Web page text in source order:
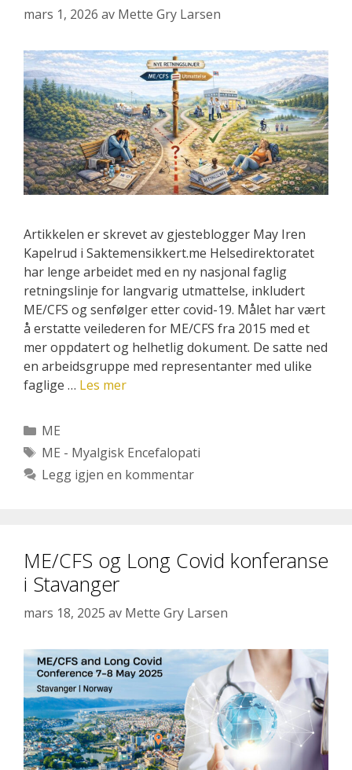
mars 1, 2026 av Mette Gry Larsen
Artikkelen er skrevet av gjesteblogger May Iren
Kapelrud i Saktemensikkert.me Helsedirektoratet
har lenge arbeidet med en ny nasjonal faglig
retningslinje for langvarig utmattelse, inkludert
ME/CFS og senfølger etter covid-19. Målet har vært
å erstatte veilederen for ME/CFS fra 2015 med et
mer oppdatert og helhetlig dokument. De satte ned
en arbeidsgruppe med representanter med ulike
faglige … Les mer
Kategorier
ME
Stikkord
ME - Myalgisk Encefalopati
Legg igjen en kommentar
ME/CFS og Long Covid konferanse
i Stavanger
mars 18, 2025 av Mette Gry Larsen